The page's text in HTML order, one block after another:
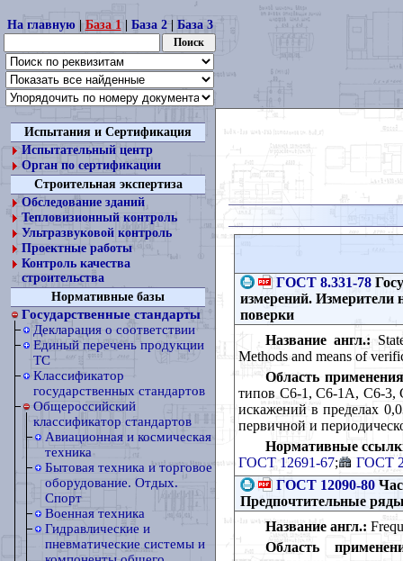
На главную| База 1| База 2| База 3
Испытания и Сертификация
Испытательный центр
Орган по сертификации
Строительная экспертиза
Обследование зданий
Тепловизионный контроль
Ультразвуковой контроль
Проектные работы
Контроль качества
строительства
Нормативные базы
Государственные стандарты
Декларация о соответствии
Единый перечень продукции
ТС
Классификатор
государственных стандартов
Общероссийский
классификатор стандартов
Авиационная и космическая
техника
Бытовая техника и торговое
оборудование. Отдых.
Спорт
Военная техника
Гидравлические и
пневматические системы и
ГОСТ 8.331-78
измерений. Измерители
поверки
Название англ.:
Methods and means of
Область
типов С6-1, С6-1А, С6-3,
искажений в пределах
первичной и
Нормативные
ГОСТ 12691-67;
ГОСТ
ГОСТ 12090-80
Предпочтительные
Название англ.:
Область